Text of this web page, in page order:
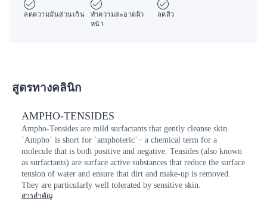
ลดความมันส่วนเกิน
ทำความสะอาดผิว
หน้า
ลดสิว
สูตรทางคลินิก
AMPHO-TENSIDES
Ampho-Tensides are mild surfactants that gently cleanse skin.
`Ampho` is short for `amphoteric`− a chemical term for a
molecule that is both positive and negative. Tensides (also known
as surfactants) are surface active substances that reduce the surface
tension of water and ensure that dirt and make-up is removed.
They are particularly well tolerated by sensitive skin.
สารสำคัญ